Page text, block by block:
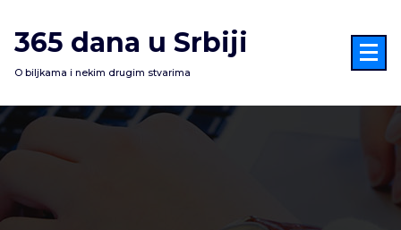
na
sadržaj
365 dana u Srbiji
O biljkama i nekim drugim stvarima